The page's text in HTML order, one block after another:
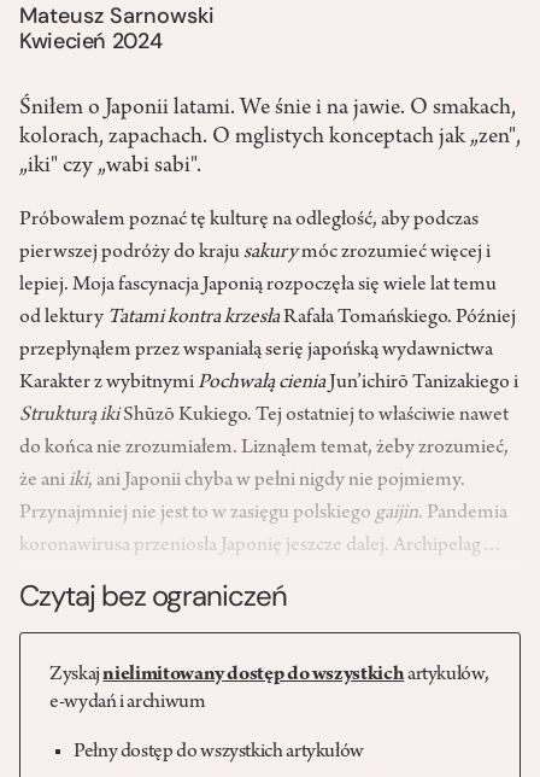
Mateusz Sarnowski
Kwiecień 2024
Śniłem o Japonii latami. We śnie i na jawie. O smakach,
kolorach, zapachach. O mglistych konceptach jak „zen",
„iki" czy „wabi sabi".
Próbowałem poznać tę kulturę na odległość, aby podczas
pierwszej podróży do kraju sakurymóc zrozumieć więcej i
lepiej. Moja fascynacja Japonią rozpoczęła się wiele lat temu
od lektury TatamikontrakrzesłaRafała Tomańskiego. Później
przepłynąłem przez wspaniałą serię japońską wydawnictwa
Karakter z wybitnymiPochwałą cieniaJun’ichirō Tanizakiego i
StrukturąikiShūzō Kukiego. Tej ostatniej to właściwie nawet
do końca nie zrozumiałem. Liznąłem temat, żeby zrozumieć,
że aniiki, ani Japonii chyba w pełni nigdy nie pojmiemy.
Przynajmniej nie jest to w zasięgu polskiego gaijin. Pandemia
koronawirusa przeniosła Japonię jeszcze dalej. Archipelag…
Czytaj bez ograniczeń
Zyskajnielimitowany dostęp do wszystkichartykułów,
e-wydań i archiwum
Pełny dostęp do wszystkich artykułów